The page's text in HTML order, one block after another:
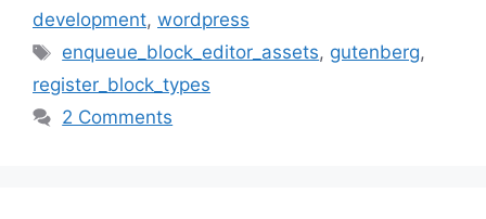
development, wordpress
Tags
enqueue_block_editor_assets, gutenberg,
register_block_types
2 Comments